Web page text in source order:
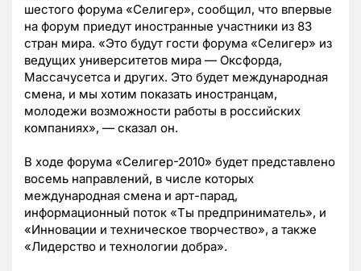
шестого форума «Селигер», сообщил, что впервые
на форум приедут иностранные участники из 83
стран мира. «Это будут гости форума «Селигер» из
ведущих университетов мира — Оксфорда,
Массачусетса и других. Это будет международная
смена, и мы хотим показать иностранцам,
молодежи возможности работы в российских
компаниях», — сказал он.
В ходе форума «Селигер-2010» будет представлено
восемь направлений, в числе которых
международная смена и арт-парад,
информационный поток «Ты предприниматель», и
«Инновации и техническое творчество», а также
«Лидерство и технологии добра».